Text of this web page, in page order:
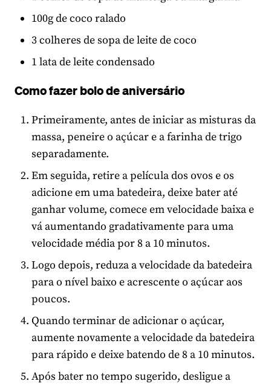
100g de coco ralado
3 colheres de sopa de leite de coco
1 lata de leite condensado
Como fazer bolo de aniversário
Primeiramente, antes de iniciar as misturas da
massa, peneire o açúcar e a farinha de trigo
separadamente.
Em seguida, retire a película dos ovos e os
adicione em uma batedeira, deixe bater até
ganhar volume, comece em velocidade baixa e
vá aumentando gradativamente para uma
velocidade média por 8 a 10 minutos.
Logo depois, reduza a velocidade da batedeira
para o nível baixo e acrescente o açúcar aos
poucos.
Quando terminar de adicionar o açúcar,
aumente novamente a velocidade da batedeira
para rápido e deixe batendo de 8 a 10 minutos.
Após bater no tempo sugerido, desligue a